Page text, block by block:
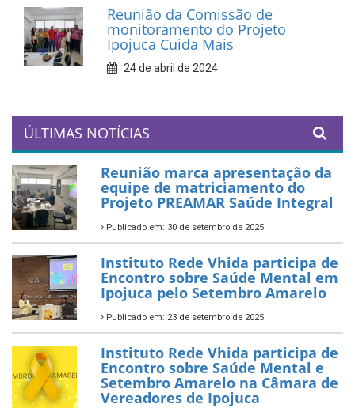
Reunião da Comissão de
monitoramento do Projeto
Ipojuca Cuida Mais
24 de abril de 2024
ÚLTIMAS NOTÍCIAS
Reunião marca apresentação da
equipe de matriciamento do
Projeto PREAMAR Saúde Integral
Publicado em: 30 de setembro de 2025
Instituto Rede Vhida participa de
Encontro sobre Saúde Mental em
Ipojuca pelo Setembro Amarelo
Publicado em: 23 de setembro de 2025
Instituto Rede Vhida participa de
Encontro sobre Saúde Mental e
Setembro Amarelo na Câmara de
Vereadores de Ipojuca